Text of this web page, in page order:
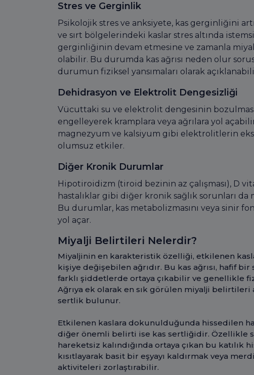
Stres ve Gerginlik
Psikolojik stres ve anksiyete, kas gerginliğini
ve sırt bölgelerindeki kaslar stres altında
gerginliğinin devam etmesine ve zamanla
olabilir. Bu durumda kas ağrısı neden olur
durumun fiziksel yansımaları olarak
Dehidrasyon ve Elektrolit Dengesizliği
Vücuttaki su ve elektrolit dengesinin bozulması,
engelleyerek kramplara veya ağrılara yol
magnezyum ve kalsiyum gibi elektrolitlerin
olumsuz etkiler.
Diğer Kronik Durumlar
Hipotiroidizm (tiroid bezinin az çalışması), D
hastalıklar gibi diğer kronik sağlık sorunları
Bu durumlar, kas metabolizmasını veya sinir
yol açar.
Miyalji Belirtileri Nelerdir?
Miyaljinin en karakteristik özelliği, etkilenen
kişiye değişebilen ağrıdır. Bu kas ağrısı, hafif bir
farklı şiddetlerde ortaya çıkabilir ve genellikle
Ağrıya ek olarak en sık görülen miyalji belirtileri
sertlik bulunur.
Etkilenen kaslara dokunulduğunda hissedilen
diğer önemli belirti ise kas sertliğidir. Özellikle
hareketsiz kalındığında ortaya çıkan bu
kısıtlayarak basit bir eşyayı kaldırmak veya
aktiviteleri zorlaştırabilir.